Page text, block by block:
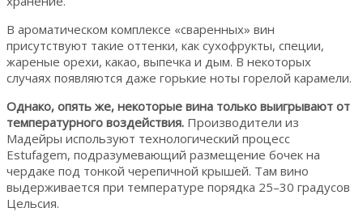
В ароматическом комплексе «сваренных» вин
присутствуют такие оттенки, как сухофрукты, специи,
жареные орехи, какао, выпечка и дым. В некоторых
случаях появляются даже горькие ноты горелой карамели.
Однако, опять же, некоторые вина только выигрывают от
температурного воздействия. Производители из
Мадейры используют технологический процесс
Estufagem, подразумевающий размещение бочек на
чердаке под тонкой черепичной крышей. Там вино
выдерживается при температуре порядка 25–30 градусов
Цельсия.